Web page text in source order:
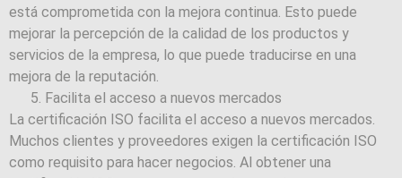
está comprometida con la mejora continua. Esto puede
mejorar la percepción de la calidad de los productos y
servicios de la empresa, lo que puede traducirse en una
mejora de la reputación.
Facilita el acceso a nuevos mercados
La certificación ISO facilita el acceso a nuevos mercados.
Muchos clientes y proveedores exigen la certificación ISO
como requisito para hacer negocios. Al obtener una